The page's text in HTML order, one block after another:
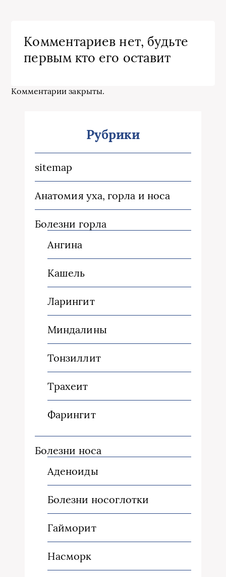
Комментариев нет, будьте
первым кто его оставит
Комментарии закрыты.
Рубрики
sitemap
Анатомия уха, горла и носа
Болезни горла
Ангина
Кашель
Ларингит
Миндалины
Тонзиллит
Трахеит
Фарингит
Болезни носа
Аденоиды
Болезни носоглотки
Гайморит
Насморк